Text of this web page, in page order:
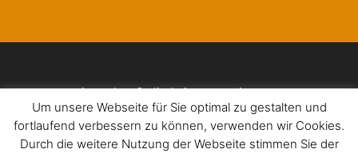
Impressum | Barrierefreiheit | Datenschutz
Um unsere Webseite für Sie optimal zu gestalten und
fortlaufend verbessern zu können, verwenden wir Cookies.
Durch die weitere Nutzung der Webseite stimmen Sie der